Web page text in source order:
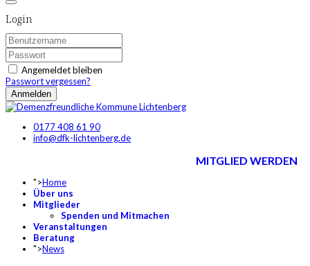
Login
Angemeldet bleiben
Passwort vergessen?
Anmelden
0177 408 61 90
info@dfk-lichtenberg.de
MITGLIED WERDEN
">Home
Über uns
Mitglieder
Spenden und Mitmachen
Veranstaltungen
Beratung
">News